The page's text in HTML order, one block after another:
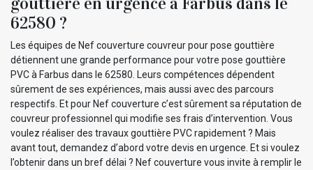
62580 ?
Les équipes de Nef couverture couvreur pour pose gouttière
détiennent une grande performance pour votre pose gouttière
PVC à Farbus dans le 62580. Leurs compétences dépendent
sûrement de ses expériences, mais aussi avec des parcours
respectifs. Et pour Nef couverture c’est sûrement sa réputation de
couvreur professionnel qui modifie ses frais d’intervention. Vous
voulez réaliser des travaux gouttière PVC rapidement ? Mais
avant tout, demandez d’abord votre devis en urgence. Et si voulez
l’obtenir dans un bref délai ? Nef couverture vous invite à remplir le